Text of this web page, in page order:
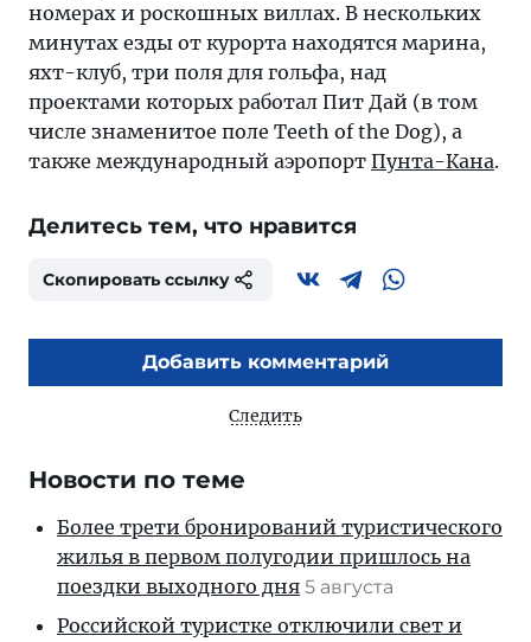
номерах и роскошных виллах. В нескольких
минутах езды от курорта находятся марина,
яхт-клуб, три поля для гольфа, над
проектами которых работал Пит Дай (в том
числе знаменитое поле Teeth of the Dog), а
также международный аэропорт Пунта-Кана.
Делитесь тем, что нравится
Скопировать ссылку
Добавить комментарий
Следить
Новости по теме
Более трети бронирований туристического
жилья в первом полугодии пришлось на
поездки выходного дня 5 августа
Российской туристке отключили свет и